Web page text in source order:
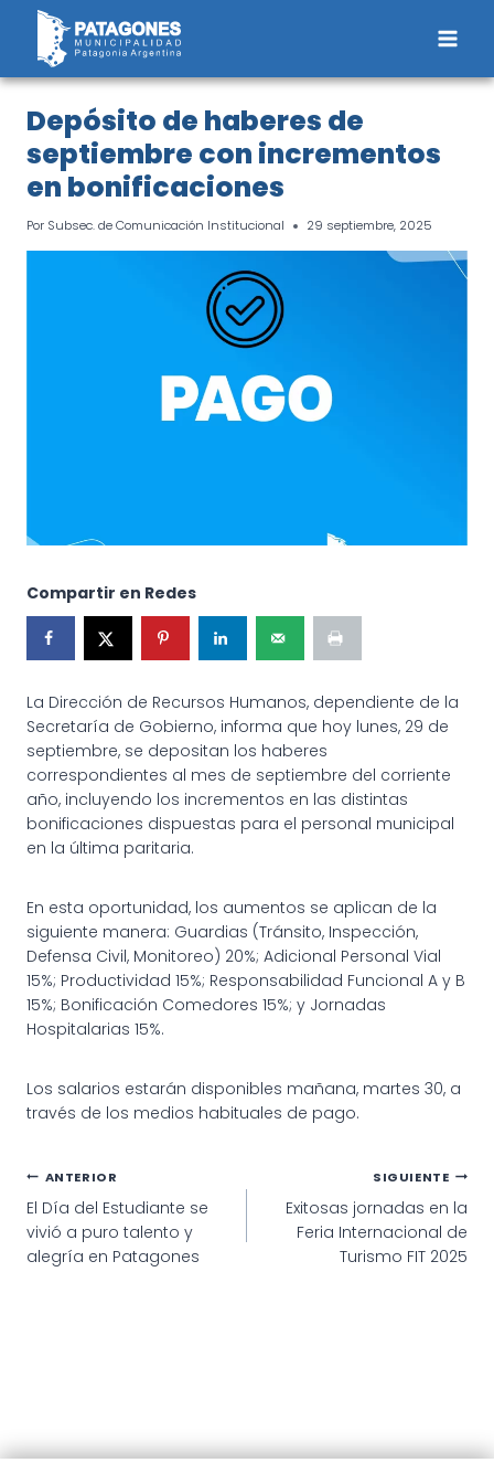
Saltar
contenido
Depósito de haberes de
septiembre con incrementos
en bonificaciones
Por Subsec. de Comunicación Institucional 29 septiembre, 2025
Compartir en Redes
La Dirección de Recursos Humanos, dependiente de la
Secretaría de Gobierno, informa que hoy lunes, 29 de
septiembre, se depositan los haberes
correspondientes al mes de septiembre del corriente
año, incluyendo los incrementos en las distintas
bonificaciones dispuestas para el personal municipal
en la última paritaria.
En esta oportunidad, los aumentos se aplican de la
siguiente manera: Guardias (Tránsito, Inspección,
Defensa Civil, Monitoreo) 20%; Adicional Personal Vial
15%; Productividad 15%; Responsabilidad Funcional A y B
15%; Bonificación Comedores 15%; y Jornadas
Hospitalarias 15%.
Los salarios estarán disponibles mañana, martes 30, a
través de los medios habituales de pago.
Navegación
de
entradas
ANTERIOR
El Día del Estudiante se
vivió a puro talento y
alegría en Patagones
SIGUIENTE
Exitosas jornadas en la
Feria Internacional de
Turismo FIT 2025